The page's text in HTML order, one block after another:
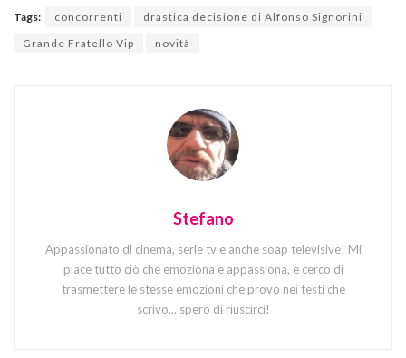
Tags: concorrenti
drastica decisione di Alfonso Signorini
Grande Fratello Vip
novità
Stefano
Appassionato di cinema, serie tv e anche soap televisive! Mi
piace tutto ciò che emoziona e appassiona, e cerco di
trasmettere le stesse emozioni che provo nei testi che
scrivo... spero di riuscirci!